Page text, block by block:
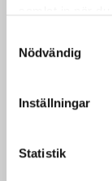
Nödvändig
Inställningar
Statistik
2953810
Hälsningar